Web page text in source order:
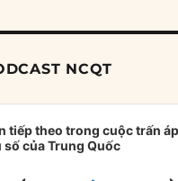
NCQT
tiếp theo trong cuộc trấn
số của Trung Quốc